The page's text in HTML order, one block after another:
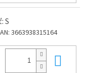
S
3663938315164